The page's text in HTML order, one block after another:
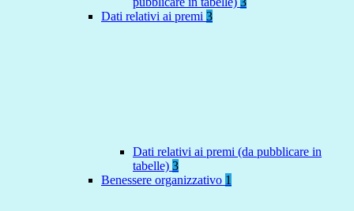
Dati relativi ai premi 3
Dati relativi ai premi (da pubblicare in
tabelle) 3
Benessere organizzativo 1